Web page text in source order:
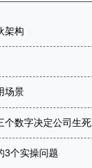
架构
场景
数字决定公司生死
3个实操问题